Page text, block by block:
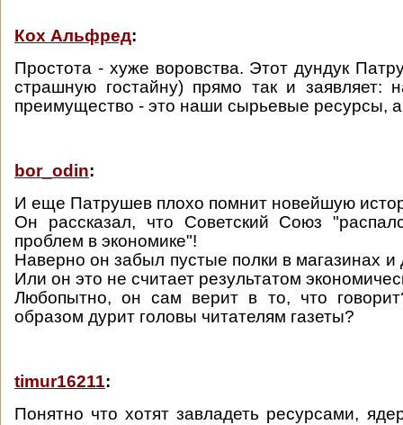
Кох Альфред:
Простота - хуже воровства. Этот дундук
страшную гостайну) прямо так и заявляет:
преимущество - это наши сырьевые ресурсы,
bor_odin:
И еще Патрушев плохо помнит новейшую
Он рассказал, что Советский Союз
проблем в экономике"!
Наверно он забыл пустые полки в магазинах
Или он это не считает результатом
Любопытно, он сам верит в то, что
образом дурит головы читателям газеты?
timur16211:
Понятно что хотят завладеть ресурсами,